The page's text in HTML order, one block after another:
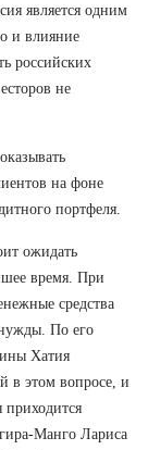
является одним
и влияние
российских
не
на фоне
портфеля.
ожидать
время. При
средства
По его
Хатия
в этом вопросе, и
приходится
Манго Лариса